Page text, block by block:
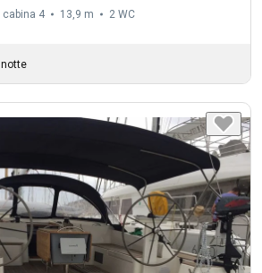
cabina 4 13,9 m 2 WC
notte